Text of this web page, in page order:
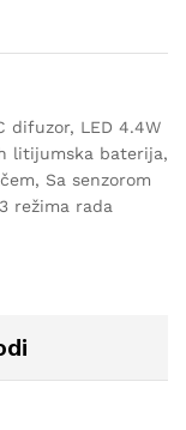
difuzor, LED 4.4W
litijumska baterija,
Sa senzorom
režima rada